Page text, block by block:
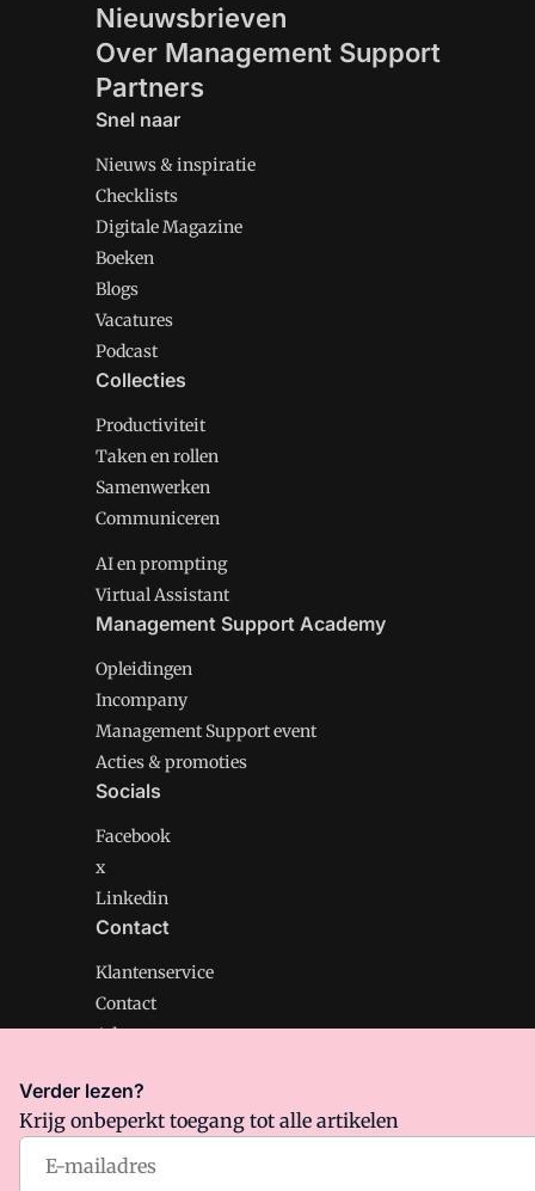
Nieuwsbrieven
Over Management Support
Partners
Snel naar
Nieuws & inspiratie
Checklists
Digitale Magazine
Boeken
Blogs
Vacatures
Podcast
Collecties
Productiviteit
Taken en rollen
Samenwerken
Communiceren
AI en prompting
Virtual Assistant
Management Support Academy
Opleidingen
Incompany
Management Support event
Acties & promoties
Socials
Facebook
x
Linkedin
Contact
Klantenservice
Contact
Adverteren
Management Support is onderdeel van VMN media.
Algemene Voorwaarden
Verder lezen?
Krijg onbeperkt toegang tot alle artikelen